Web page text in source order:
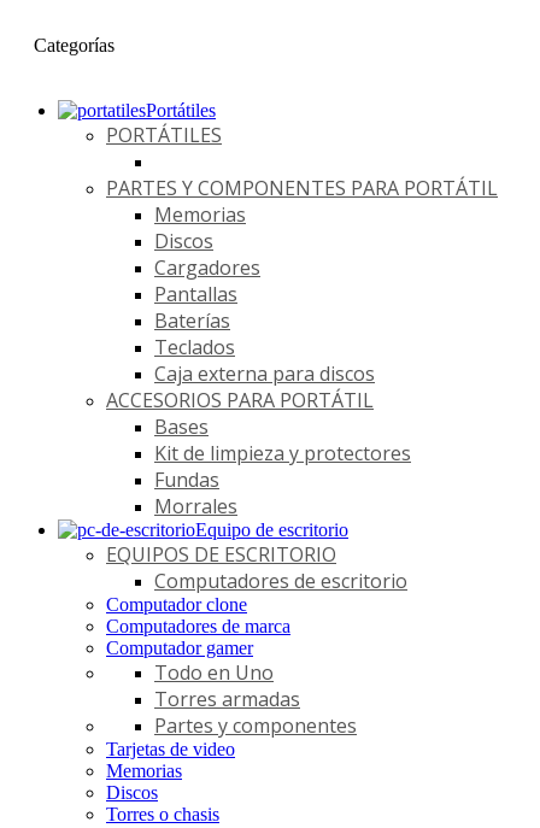
Categorías
Portátiles
PORTÁTILES
PARTES Y COMPONENTES PARA PORTÁTIL
Memorias
Discos
Cargadores
Pantallas
Baterías
Teclados
Caja externa para discos
ACCESORIOS PARA PORTÁTIL
Bases
Kit de limpieza y protectores
Fundas
Morrales
Equipo de escritorio
EQUIPOS DE ESCRITORIO
Computadores de escritorio
Computador clone
Computadores de marca
Computador gamer
Todo en Uno
Torres armadas
Partes y componentes
Tarjetas de video
Memorias
Discos
Torres o chasis